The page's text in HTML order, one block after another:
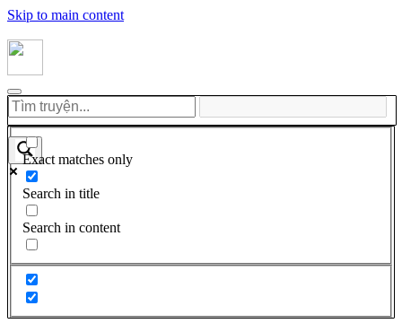
Skip to main content
Exact matches only
Search in title
Search in content